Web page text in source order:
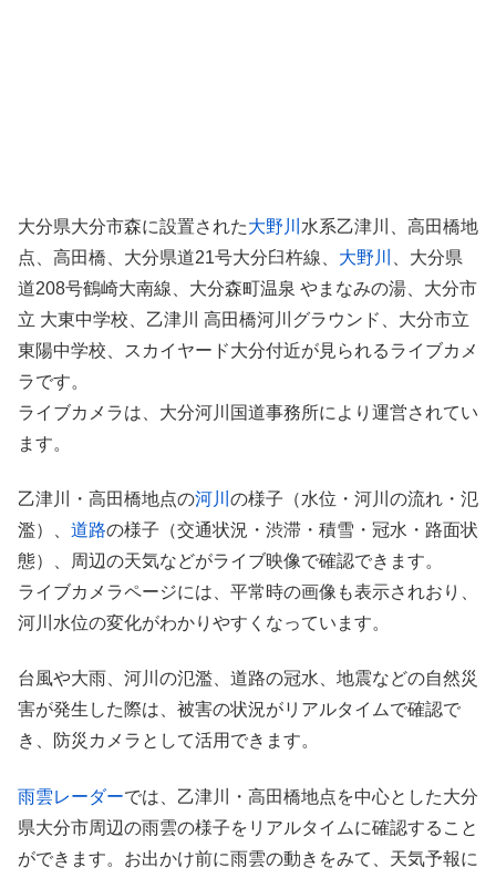
大分県大分市森に設置された大野川 水系乙津川、高田橋地
点、高田橋、大分県道21号大分臼杵線、 大野川
、大分県
道208号鶴崎大南線、大分森町温泉 やまなみの湯、大分市
立 大東中学校、乙津川 高田橋河川グラウンド、大分市立
東陽中学校、スカイヤード大分付近が見られるライブカメ
ラです。
ライブカメラは、大分河川国道事務所により運営されてい
ます。
乙津川・高田橋地点の河川 の様子（水位・河川の流れ・氾
濫）、 道路の様子（交通状況・渋滞・積雪・冠水・路面状
態）、周辺の天気などがライブ映像で確認できます。
ライブカメラページには、平常時の画像も表示されおり、
河川水位の変化がわかりやすくなっています。
台風や大雨、河川の氾濫、道路の冠水、地震などの自然災
害が発生した際は、被害の状況がリアルタイムで確認で
き、防災カメラとして活用できます。
雨雲レーダーでは、乙津川・高田橋地点を中心とした大分
県大分市周辺の雨雲の様子をリアルタイムに確認すること
ができます。お出かけ前に雨雲の動きをみて、天気予報に